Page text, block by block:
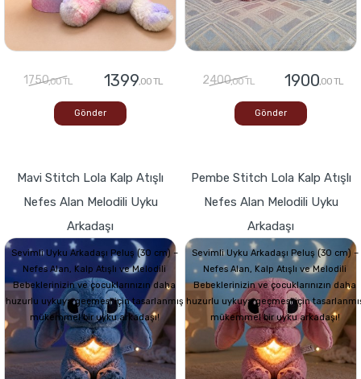
1750,00 TL 1399,00 TL
Gönder
2400,00 TL 1900,00 TL
Gönder
Mavi Stitch Lola Kalp Atışlı
Nefes Alan Melodili Uyku
Arkadaşı
Sevimli Uyku Arkadaşı Peluş (30 cm) –
Nefes Alan, Kalp Atışlı ve Melodili
Bebeklerinizin ve çocuklarınızın daha
huzurlu uykuya geçmesi için tasarlanmış
mükemmel bir uyku arkadaşı!
Pembe Stitch Lola Kalp Atışlı
Nefes Alan Melodili Uyku
Arkadaşı
Sevimli Uyku Arkadaşı Peluş (30 cm) –
Nefes Alan, Kalp Atışlı ve Melodili
Bebeklerinizin ve çocuklarınızın daha
huzurlu uykuya geçmesi için
mükemmel bir uyku arkadaşı!